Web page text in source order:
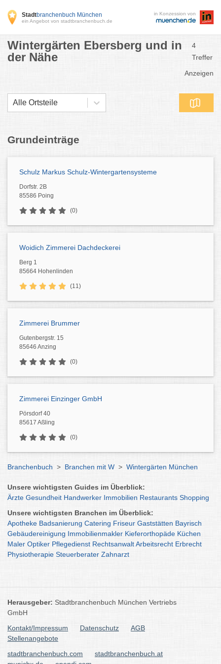
Stadtbranchenbuch München
ein Angebot von stadtbranchenbuch.de
in Konzession von
Wintergärten Ebersberg und in
der Nähe
4
Treffer
Anzeigen
Alle Ortsteile
Grundeinträge
Schulz Markus Schulz-Wintergartensysteme
Dorfstr. 2B
85586 Poing
(0)
Woidich Zimmerei Dachdeckerei
Berg 1
85664 Hohenlinden
(11)
Zimmerei Brummer
Gutenbergstr. 15
85646 Anzing
(0)
Zimmerei Einzinger GmbH
Pörsdorf 40
85617 Aßling
(0)
Branchenbuch > Branchen mit W > Wintergärten München
Unsere wichtigsten Guides im Überblick:
Ärzte Gesundheit Handwerker Immobilien Restaurants Shopping
Unsere wichtigsten Branchen im Überblick:
Apotheke Badsanierung Catering Friseur Gaststätten Bayrisch
Gebäudereinigung Immobilienmakler Kieferorthopäde Küchen
Maler Optiker Pflegedienst RechtsanwaltArbeitsrecht Erbrecht
Physiotherapie Steuerberater Zahnarzt
Herausgeber: Stadtbranchenbuch München Vertriebs
GmbH
Kontakt/Impressum
Datenschutz
AGB
Stellenangebote
stadtbranchenbuch.com
stadtbranchenbuch.at